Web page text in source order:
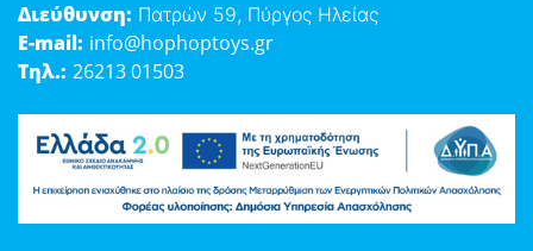
Διεύθυνση: Πατρών 59, Πύργος Ηλείας
E-mail: info@hophoptoys.gr
Τηλ.: 26213 01503